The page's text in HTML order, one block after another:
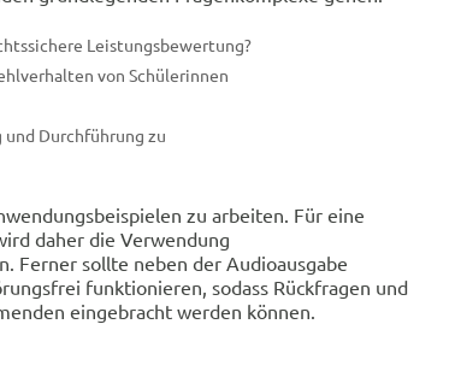
Leistungsbewertung?
von Schülerinnen
und Durchführung zu
zu arbeiten. Für eine
daher die Verwendung
Ferner sollte neben der Audioausgabe
funktionieren, sodass Rückfragen und
eingebracht werden können.